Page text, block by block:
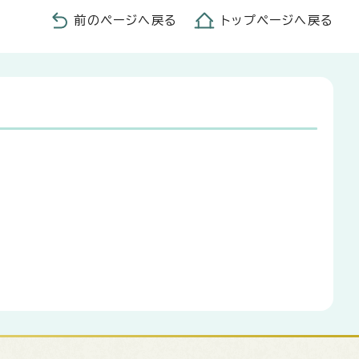
前のページへ戻る トップページへ戻る